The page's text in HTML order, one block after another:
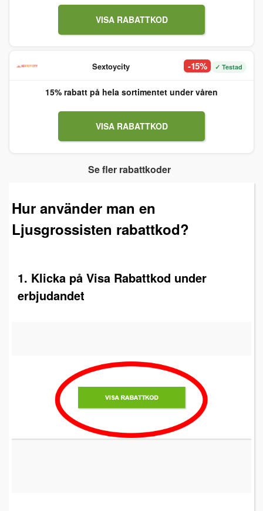
VISA RABATTKOD
Sextoycity -15% ✓ Testad
15% rabatt på hela sortimentet under våren
VISA RABATTKOD
Se fler rabattkoder
Hur använder man en
Ljusgrossisten rabattkod?
1. Klicka på Visa Rabattkod under
erbjudandet